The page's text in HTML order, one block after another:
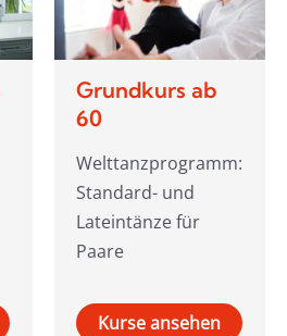
Grundkurs ab
60
Welttanzprogramm:
Standard- und
Lateintänze für
Paare
Kurse ansehen